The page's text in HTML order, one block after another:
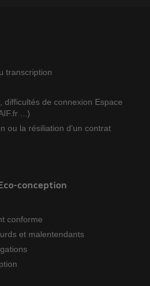
transcription
difficultés de connexion Espace
...)
ou la résiliation d'un contrat
conception
conforme
et malentendants